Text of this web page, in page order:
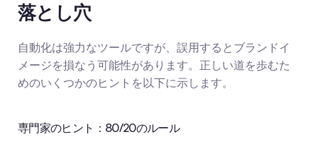
落とし穴
自動化は強力なツールですが、誤用するとブランドイ
メージを損なう可能性があります。正しい道を歩むた
めのいくつかのヒントを以下に示します。
専門家のヒント：80/20のルール